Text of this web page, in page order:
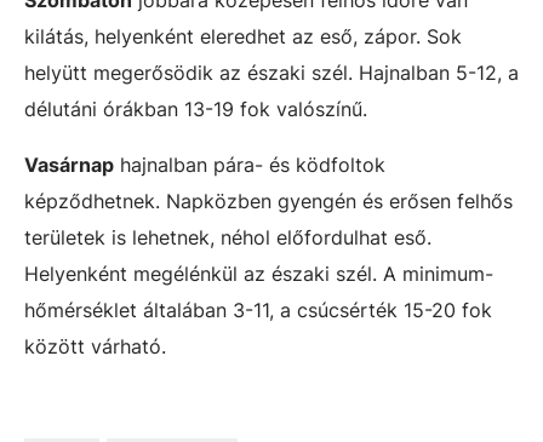
kilátás, helyenként eleredhet az eső, zápor. Sok
helyütt megerősödik az északi szél. Hajnalban 5-12, a
délutáni órákban 13-19 fok valószínű.
Vasárnap hajnalban pára- és ködfoltok
képződhetnek. Napközben gyengén és erősen felhős
területek is lehetnek, néhol előfordulhat eső.
Helyenként megélénkül az északi szél. A minimum-
hőmérséklet általában 3-11, a csúcsérték 15-20 fok
között várható.